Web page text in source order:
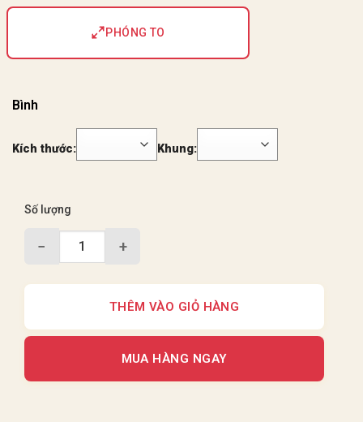
PHÓNG TO
Bình
Kích thước: Khung:
Số lượng
− +
THÊM VÀO GIỎ HÀNG
MUA HÀNG NGAY